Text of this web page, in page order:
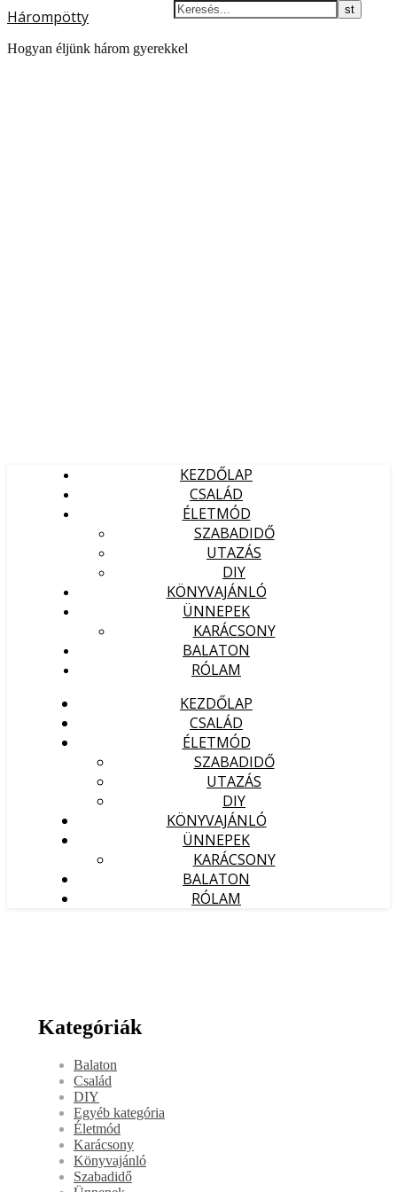
Hárompötty
Hogyan éljünk három gyerekkel
KEZDŐLAP
CSALÁD
ÉLETMÓD
SZABADIDŐ
UTAZÁS
DIY
KÖNYVAJÁNLÓ
ÜNNEPEK
KARÁCSONY
BALATON
RÓLAM
KEZDŐLAP
CSALÁD
ÉLETMÓD
SZABADIDŐ
UTAZÁS
DIY
KÖNYVAJÁNLÓ
ÜNNEPEK
KARÁCSONY
BALATON
RÓLAM
Kategóriák
Balaton
Család
DIY
Egyéb kategória
Életmód
Karácsony
Könyvajánló
Szabadidő